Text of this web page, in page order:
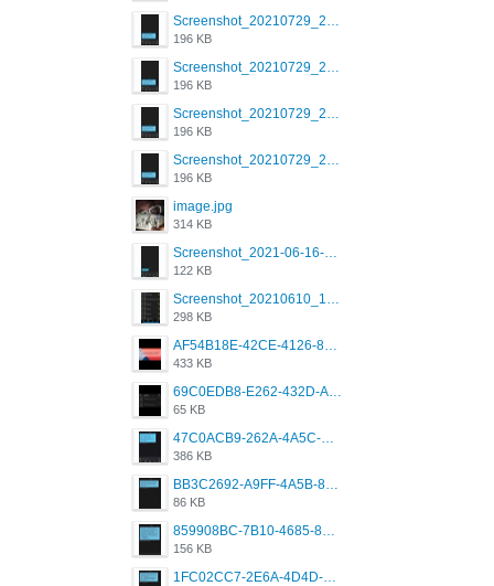
Screenshot_20210729_215125_com.grindrapp.android.jpg
196 KB
Screenshot_20210729_215125_com.grindrapp.android.jpg
196 KB
Screenshot_20210729_215125_com.grindrapp.android.jpg
196 KB
Screenshot_20210729_215125_com.grindrapp.android.jpg
196 KB
image.jpg
314 KB
Screenshot_2021-06-16-08-28-05-034_com.grindrapp.android.jpg
122 KB
Screenshot_20210610_151721_com.grindrapp.android.jpg
298 KB
AF54B18E-42CE-4126-8F00-DB1AA05BAFCF.png
433 KB
69C0EDB8-E262-432D-A355-730E357A3BDD.png
65 KB
47C0ACB9-262A-4A5C-A1A6-7E7769A85040.png
386 KB
BB3C2692-A9FF-4A5B-818D-E85444E921FA.png
86 KB
859908BC-7B10-4685-8A02-2E25108AA1E2.png
156 KB
1FC02CC7-2E6A-4D4D-B58F-D62693D53BDC.png